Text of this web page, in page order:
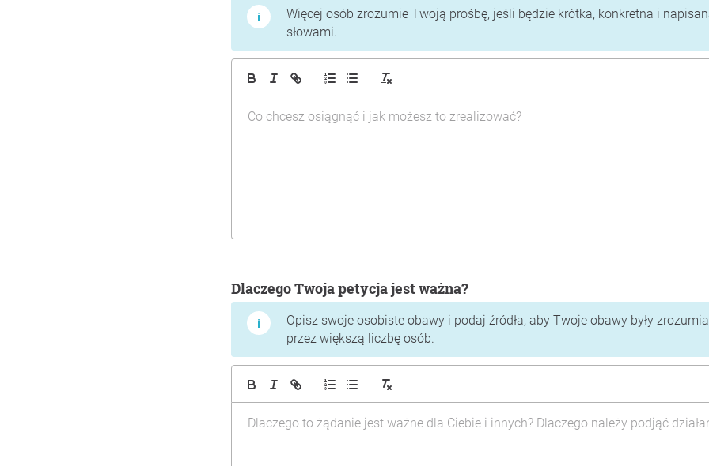
Więcej osób zrozumie Twoją prośbę, jeśli będzie krótka, konkretna i
słowami.
Dlaczego Twoja petycja jest ważna?
Opisz swoje osobiste obawy i podaj źródła, aby Twoje obawy były
przez większą liczbę osób.